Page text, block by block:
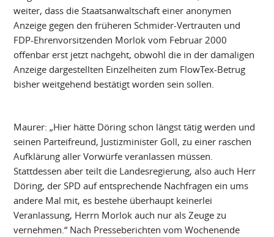
weiter, dass die Staatsanwaltschaft einer anonymen
Anzeige gegen den früheren Schmider-Vertrauten und
FDP-Ehrenvorsitzenden Morlok vom Februar 2000
offenbar erst jetzt nachgeht, obwohl die in der damaligen
Anzeige dargestellten Einzelheiten zum FlowTex-Betrug
bisher weitgehend bestätigt worden sein sollen.
Maurer: „Hier hätte Döring schon längst tätig werden und
seinen Parteifreund, Justizminister Goll, zu einer raschen
Aufklärung aller Vorwürfe veranlassen müssen.
Stattdessen aber teilt die Landesregierung, also auch Herr
Döring, der SPD auf entsprechende Nachfragen ein ums
andere Mal mit, es bestehe überhaupt keinerlei
Veranlassung, Herrn Morlok auch nur als Zeuge zu
vernehmen.“ Nach Presseberichten vom Wochenende